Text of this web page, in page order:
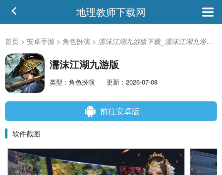
地理教师下载网
首页 > 安卓手游 > 角色扮演 > 濡沫江湖九游版下载_濡沫江湖九游版安卓版
濡沫江湖九游版
类型：角色扮演 更新：2026-07-08
前往安卓版
软件截图